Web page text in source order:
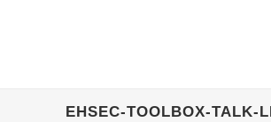
EHSEC-TOOLBOX-TALK-